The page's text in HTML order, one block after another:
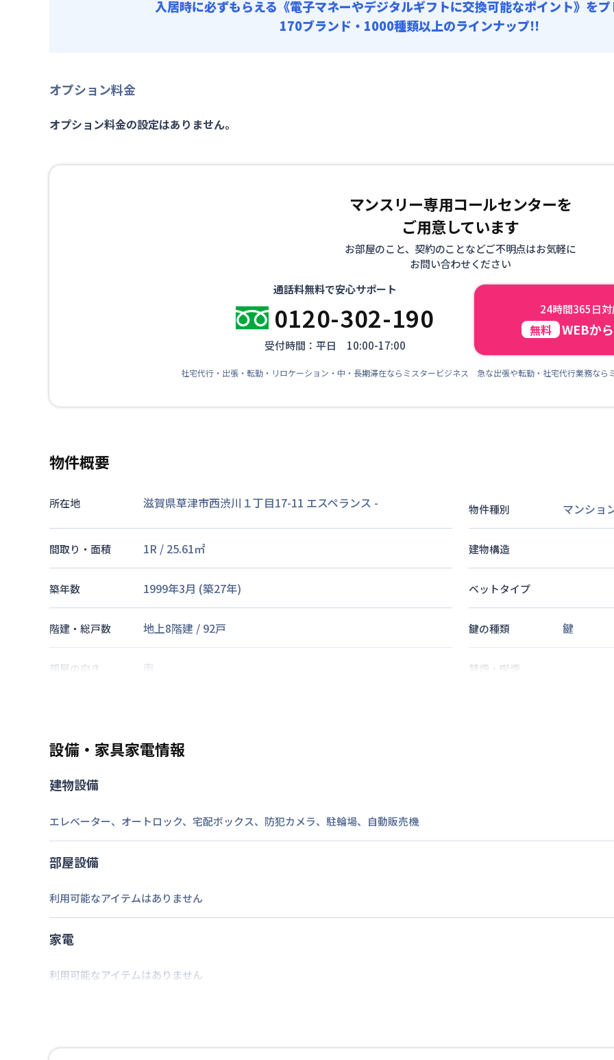
入居時に必ずもらえる 《電子マネーやデジタルギフトに交換可能なポイント》を
170ブランド・1000種類以上のラインナップ!!
オプション料金
オプション料金の設定はありません。
マンスリー専用コールセンターを
ご用意しています
お部屋のこと、契約のことなどご不明点はお気軽に
お問い合わせください
通話料無料で安心サポート
0120-302-190
受付時間：平日 10:00-17:00
24時間365日
無料 WEBか
社宅代行・出張・転勤・リロケーション・中・長期滞在ならミスタービジネス 急な出張や転勤・社宅代行業務なら
物件概要
所在地 滋賀県草津市西渋川１丁目17-11 エスペランス - 物件種別 マンショ
間取り・面積 1R / 25.61㎡ 建物構造
築年数 1999年3月 (築27年) ベットタイプ
階建・総戸数 地上8階建 / 92戸 鍵の種類 鍵
部屋の向き 南 禁煙・喫煙
駐車場 なし
情報更新日
設備・家具家電情報
建物設備
エレベーター、 オートロック、 宅配ボックス、 防犯カメラ、 駐輪場、 自動販売機
部屋設備
利用可能なアイテムはありません
家電
利用可能なアイテムはありません